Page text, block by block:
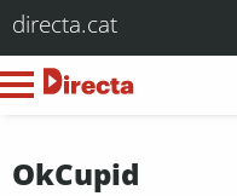
directa.cat
OkCupid